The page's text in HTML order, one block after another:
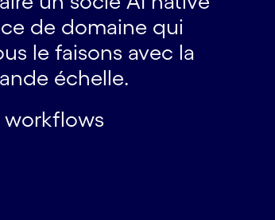
de domaine qui
le faisons avec la
échelle.
workflows